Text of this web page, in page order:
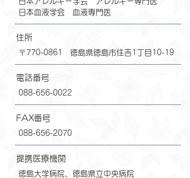
日本血液学会 血液専門医
住所
〒770-0861 徳島県徳島市住吉1丁目10-19
電話番号
088-656-0022
FAX番号
088-656-2070
​提携医療機関
徳島大学病院、徳島県立中央病院